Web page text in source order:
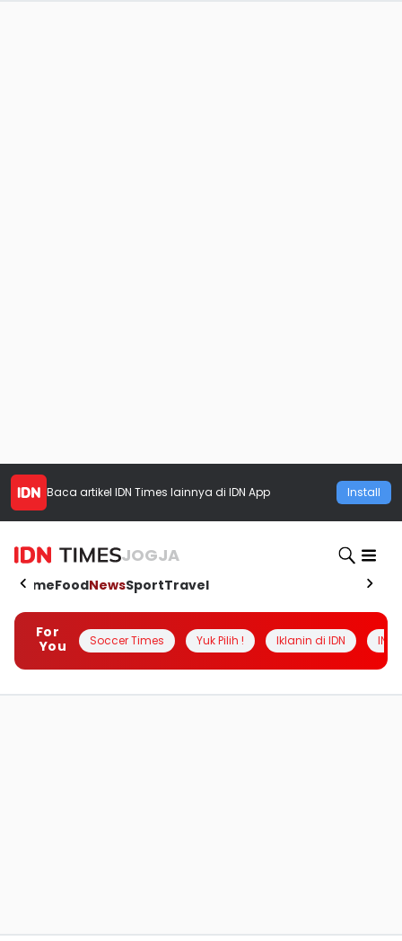
Baca artikel IDN Times lainnya di IDN App Install
JOGJA
HomeFoodNewsSportTravel
For
You
Soccer Times Yuk Pilih ! Iklanin di IDN